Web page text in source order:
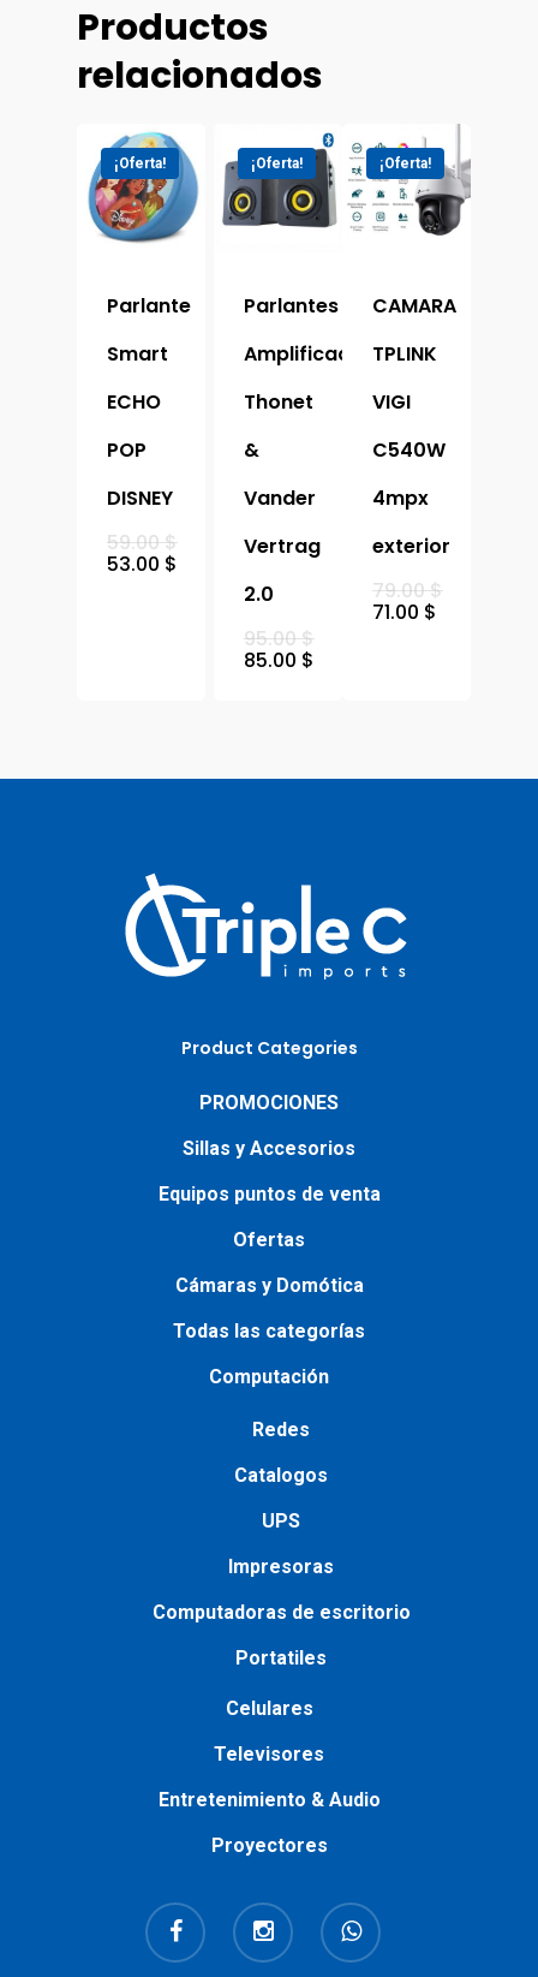
Productos
relacionados
¡Oferta!
Parlante
Smart
ECHO
POP
DISNEY
59.00$
53.00 $
¡Oferta!
Parlantes
Amplificados
Thonet
&
Vander
Vertrag
2.0
95.00$
85.00 $
¡Oferta!
CAMARA
TPLINK
VIGI
C540W
4mpx
exterior
79.00$
71.00 $
Product Categories
PROMOCIONES
Sillas y Accesorios
Equipos puntos de venta
Ofertas
Cámaras y Domótica
Todas las categorías
Computación
Redes
Catalogos
UPS
Impresoras
Сomputadoras de escritorio
Portatiles
Сelulares
Televisores
Entretenimiento & Audio
Proyectores